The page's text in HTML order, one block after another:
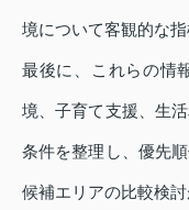
境について客観的な指
最後に、これらの情
境、子育て支援、生
条件を整理し、優先
候補エリアの比較検討